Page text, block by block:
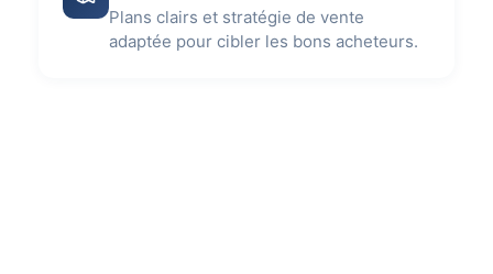
Plans clairs et stratégie de vente
adaptée pour cibler les bons acheteurs.